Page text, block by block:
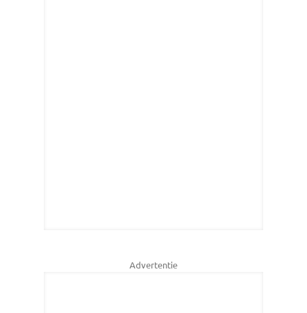
Advertentie